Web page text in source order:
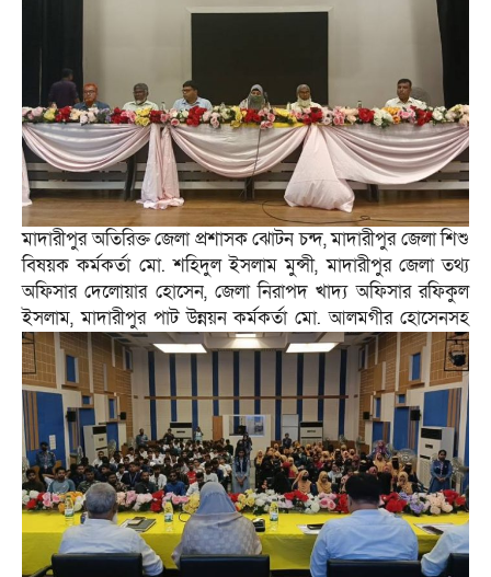
মাদারীপুর অতিরিক্ত জেলা প্রশাসক ঝোটন চন্দ, মাদারীপুর জেলা শিশু
বিষয়ক কর্মকর্তা মো. শহিদুল ইসলাম মুন্সী, মাদারীপুর জেলা তথ্য
অফিসার দেলোয়ার হোসেন, জেলা নিরাপদ খাদ্য অফিসার রফিকুল
ইসলাম, মাদারীপুর পাট উন্নয়ন কর্মকর্তা মো. আলমগীর হোসেনসহ